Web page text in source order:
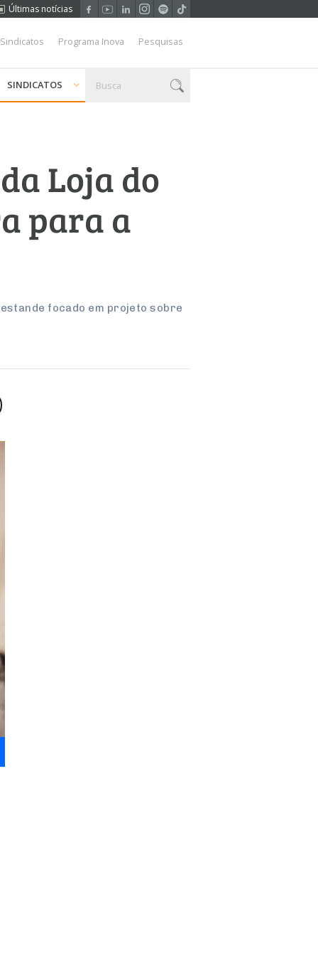
Últimas notícias
Programa Inova Pesquisas
SINDICATOS
Loja do
para a
focado em projeto sobre